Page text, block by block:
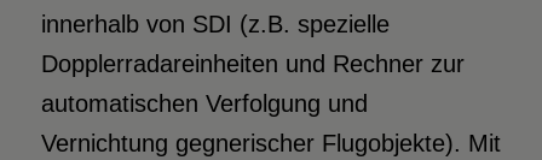
innerhalb von SDI (z.B. spezielle
Dopplerradareinheiten und Rechner zur
automatischen Verfolgung und
Vernichtung gegnerischer Flugobjekte). Mit